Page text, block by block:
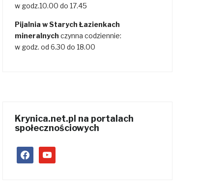
w godz.10.00 do 17.45
Pijalnia w Starych Łazienkach
mineralnych czynna codziennie:
w godz. od 6.30 do 18.00
Krynica.net.pl na portalach
społecznościowych
facebookyoutube